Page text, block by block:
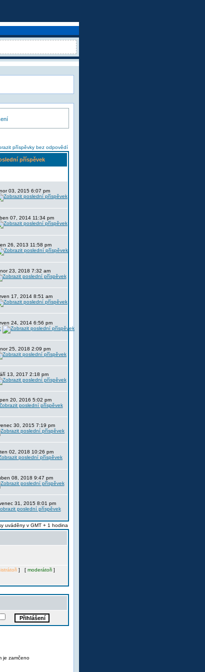
příspěvky bez odpovědí
příspěvek
03, 2015 6:07 pm
07, 2014 11:34 pm
26, 2013 11:58 pm
23, 2018 7:32 am
17, 2014 8:51 am
24, 2014 6:56 pm
25, 2018 2:09 pm
13, 2017 2:18 pm
20, 2016 5:02 pm
30, 2015 7:19 pm
02, 2018 10:26 pm
08, 2018 9:47 pm
31, 2015 8:01 pm
uváděny v GMT + 1 hodina
] [ moderátoři ]
je zamčeno